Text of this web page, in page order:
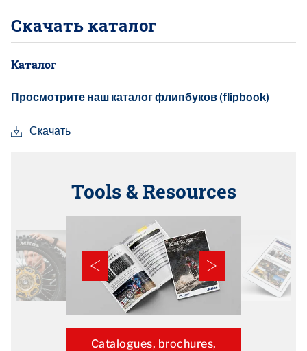
Скачать каталог
Каталог
Просмотрите наш каталог флипбуков (flipbook)
Скачать
Tools & Resources
Catalogues, brochures,